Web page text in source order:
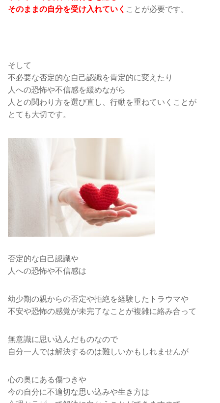
そのままの自分を受け入れていく ことが必要です。
そして
不必要な否定的な自己認識を肯定的に変えたり
人への恐怖や不信感を緩めながら
人との関わり方を選び直し、行動を重ねていくことが
とても大切です。
否定的な自己認識や
人への恐怖や不信感は
幼少期の親からの否定や拒絶を経験したトラウマや
不安や恐怖の感覚が未完了なことが複雑に絡み合って
無意識に思い込んだものなので
自分一人では解決するのは難しいかもしれませんが
心の奥にある傷つきや
今の自分に不適切な思い込みや生き方は